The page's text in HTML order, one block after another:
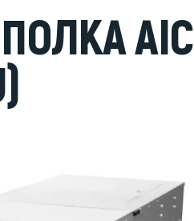
Серверы
Серверы
Серверы
Серверы (Refurbished)
ПОЛКА AIC